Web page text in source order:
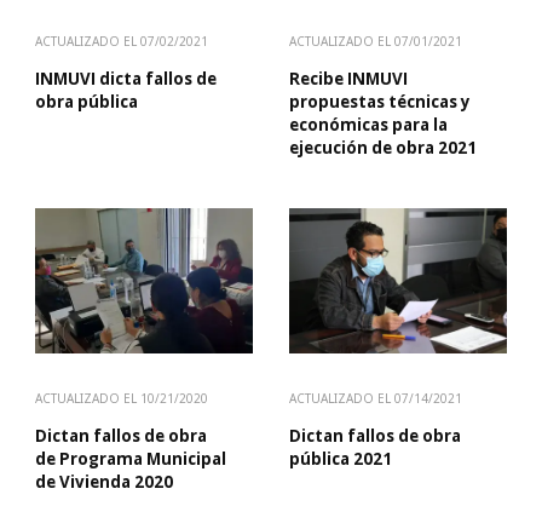
ACTUALIZADO EL 07/02/2021
INMUVI dicta fallos de
obra pública
ACTUALIZADO EL 07/01/2021
Recibe INMUVI
propuestas técnicas y
económicas para la
ejecución de obra 2021
ACTUALIZADO EL 10/21/2020
Dictan fallos de obra
de Programa Municipal
de Vivienda 2020
ACTUALIZADO EL 07/14/2021
Dictan fallos de obra
pública 2021